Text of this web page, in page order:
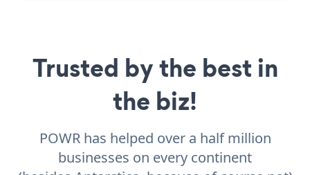
Trusted by the best in
the biz!
POWR has helped over a half million
businesses on every continent